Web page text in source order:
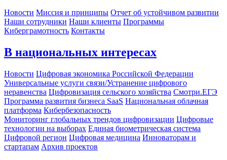
Новости Миссия и принципы Отчет об устойчивом развитии
Наши сотрудники Наши клиенты Программы
Киберграмотность Контакты
В национальных интересах
Новости Цифровая экономика Российской Федерации
Универсальные услуги связи/Устранение цифрового
неравенства Цифровизация сельского хозяйства Смотри.ЕГЭ
Программа развития бизнеса SaaS Национальная облачная
платформа Кибербезопасность
Мониторинг глобальных трендов цифровизации Цифровые
технологии на выборах Единая биометрическая система
Цифровой регион Цифровая медицина Инноваторам и
стартапам Архив проектов